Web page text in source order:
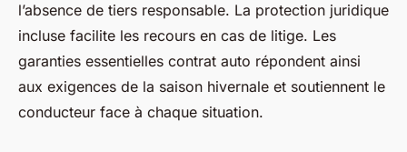
l’absence de tiers responsable. La protection juridique
incluse facilite les recours en cas de litige. Les
garanties essentielles contrat auto répondent ainsi
aux exigences de la saison hivernale et soutiennent le
conducteur face à chaque situation.